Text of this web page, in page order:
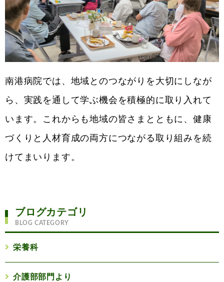
南港病院では、地域とのつながりを大切にしなが
ら、実践を通して学ぶ機会を積極的に取り入れて
います。これからも地域の皆さまとともに、健康
づくりと人材育成の両方につながる取り組みを続
けてまいります。
ブログカテゴリ
BLOG CATEGORY
栄養科
介護部部門より